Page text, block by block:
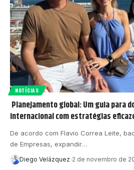
NOTÍCIAS
Planejamento global: Um guia para
internacional com estratégias
De acordo com Flavio Correa Leite,
de Empresas, expandir…
Diego Velázquez 2 de novembro de